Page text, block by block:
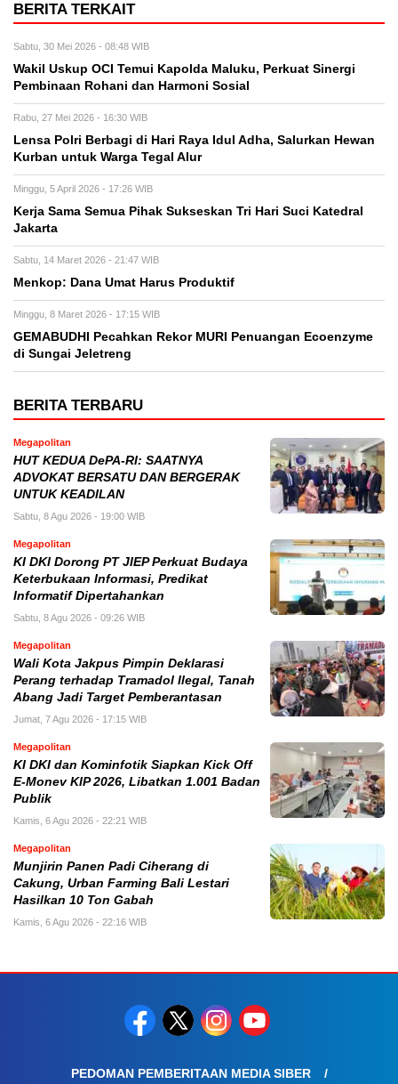
BERITA TERKAIT
Sabtu, 30 Mei 2026 - 08:48 WIB
Wakil Uskup OCI Temui Kapolda Maluku, Perkuat Sinergi
Pembinaan Rohani dan Harmoni Sosial
Rabu, 27 Mei 2026 - 16:30 WIB
Lensa Polri Berbagi di Hari Raya Idul Adha, Salurkan Hewan
Kurban untuk Warga Tegal Alur
Minggu, 5 April 2026 - 17:26 WIB
Kerja Sama Semua Pihak Sukseskan Tri Hari Suci Katedral
Jakarta
Sabtu, 14 Maret 2026 - 21:47 WIB
Menkop: Dana Umat Harus Produktif
Minggu, 8 Maret 2026 - 17:15 WIB
GEMABUDHI Pecahkan Rekor MURI Penuangan Ecoenzyme
di Sungai Jeletreng
BERITA TERBARU
Megapolitan
HUT KEDUA DePA-RI: SAATNYA
ADVOKAT BERSATU DAN BERGERAK
UNTUK KEADILAN
Sabtu, 8 Agu 2026 - 19:00 WIB
Megapolitan
KI DKI Dorong PT JIEP Perkuat Budaya
Keterbukaan Informasi, Predikat
Informatif Dipertahankan
Sabtu, 8 Agu 2026 - 09:26 WIB
Megapolitan
Wali Kota Jakpus Pimpin Deklarasi
Perang terhadap Tramadol Ilegal, Tanah
Abang Jadi Target Pemberantasan
Jumat, 7 Agu 2026 - 17:15 WIB
Megapolitan
KI DKI dan Kominfotik Siapkan Kick Off
E-Monev KIP 2026, Libatkan 1.001 Badan
Publik
Kamis, 6 Agu 2026 - 22:21 WIB
Megapolitan
Munjirin Panen Padi Ciherang di
Cakung, Urban Farming Bali Lestari
Hasilkan 10 Ton Gabah
Kamis, 6 Agu 2026 - 22:16 WIB
PEDOMAN PEMBERITAAN MEDIA SIBER